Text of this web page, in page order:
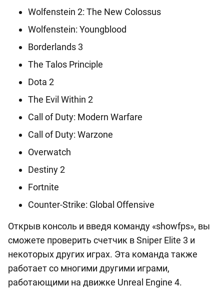
Wolfenstein 2: The New Colossus
Wolfenstein: Youngblood
Borderlands 3
The Talos Principle
Dota 2
The Evil Within 2
Call of Duty: Modern Warfare
Call of Duty: Warzone
Overwatch
Destiny 2
Fortnite
Counter-Strike: Global Offensive
Открыв консоль и введя команду «showfps», вы
сможете проверить счетчик в Sniper Elite 3 и
некоторых других играх. Эта команда также
работает со многими другими играми,
работающими на движке Unreal Engine 4.